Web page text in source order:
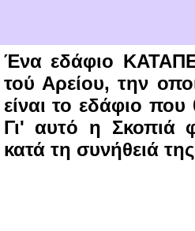
Ένα εδάφιο
τού Αρείου, την
είναι το εδάφιο
Γι' αυτό η Σκοπιά
κατά τη συνήθειά